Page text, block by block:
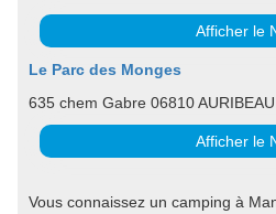
Afficher le
Le Parc des Monges
635 chem Gabre 06810
Afficher le
Vous connaissez un camping à